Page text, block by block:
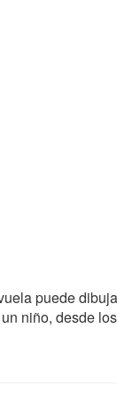
puede
niño, desde